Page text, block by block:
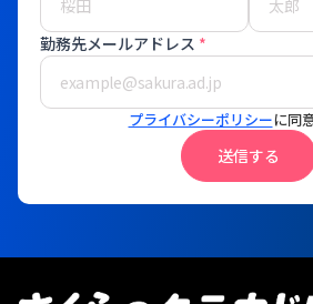
勤務先メールアドレス *
プライバシーポリシーに同
送信する